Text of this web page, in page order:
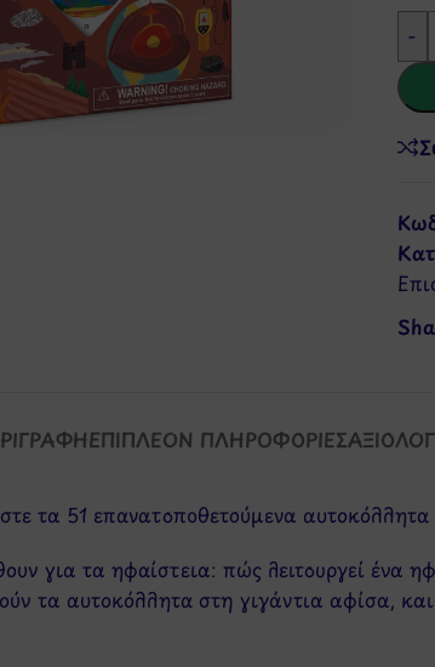
μεγέθυνση
-
ΕΠΙΠΛΈΟΝ ΠΛΗΡΟΦΟΡΊΕΣ
τα 51 επανατοποθετούμενα
για τα ηφαίστεια: πώς λειτουργεί ένα
τα αυτοκόλλητα στη γιγάντια αφίσα,